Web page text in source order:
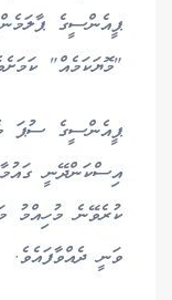
ޕީއެންސީގެ
"މޮޔަކަމެއް"
އިސްކަންދޭނީ
ކުރެވޭނެ މުހިއްމު
ވަނީ ދެއްވާފައެވެ.